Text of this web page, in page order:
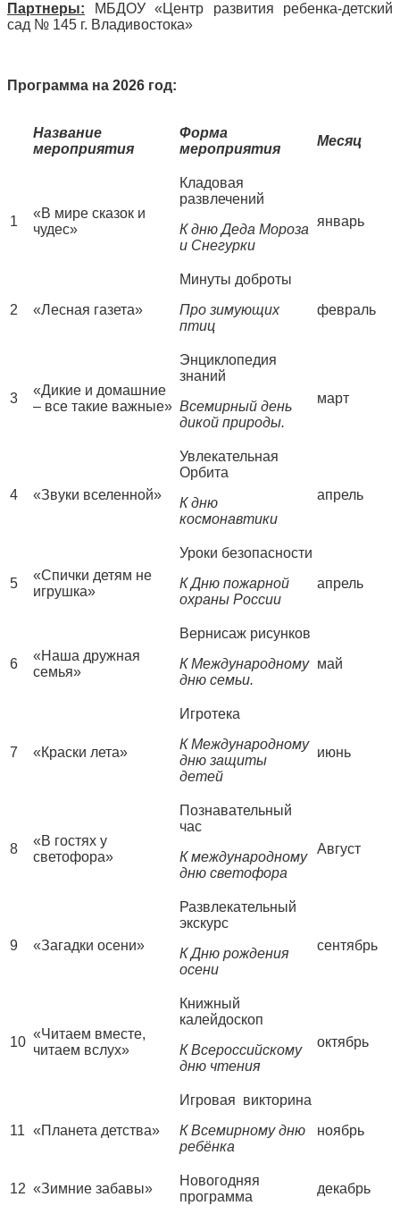
Партнеры: МБДОУ «Центр развития ребенка-детский
сад № 145 г. Владивостока»
Программа на 2026 год:
Название
мероприятия
Форма
мероприятия
Месяц
1
«В мире сказок и
чудес»
Кладовая
развлечений
К дню Деда Мороза
и Снегурки
январь
2 «Лесная газета»
Минуты доброты
Про зимующих
птиц
февраль
3
«Дикие и домашние
– все такие важные»
Энциклопедия
знаний
Всемирный день
дикой природы.
март
4 «Звуки вселенной»
Увлекательная
Орбита
К дню
космонавтики
апрель
5
«Спички детям не
игрушка»
Уроки безопасности
КДню пожарной
охраны России
апрель
6
«Наша дружная
семья»
Вернисаж рисунков
К Международному
дню семьи.
май
7 «Краски лета»
Игротека
К Международному
дню защиты
детей
июнь
8
«В гостях у
светофора»
Познавательный
час
К международному
дню светофора
Август
9 «Загадки осени»
Развлекательный
экскурс
К Дню рождения
осени
сентябрь
10
«Читаем вместе,
читаем вслух»
Книжный
калейдоскоп
К Всероссийскому
дню чтения
октябрь
11 «Планета детства»
Игровая викторина
К Всемирному дню
ребёнка
ноябрь
12 «Зимние забавы»
Новогодняя
программа
декабрь